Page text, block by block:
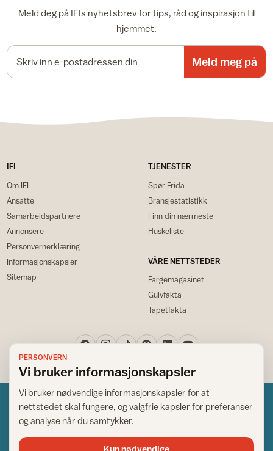
Meld deg på IFIs nyhetsbrev for tips, råd og inspirasjon til
hjemmet.
Meld meg på
IFI
Om IFI
Ansatte
Samarbeidspartnere
Annonsere
Personvernerklæring
Informasjonskapsler
Sitemap
TJENESTER
Spør Frida
Bransjestatistikk
Finn din nærmeste
Huskeliste
VÅRE NETTSTEDER
Fargemagasinet
Gulvfakta
Tapetfakta
PERSONVERN
Vi bruker informasjonskapsler
Vi bruker nødvendige informasjonskapsler for at
nettstedet skal fungere, og valgfrie kapsler for preferanser
og analyse når du samtykker.
Kun nødvendige